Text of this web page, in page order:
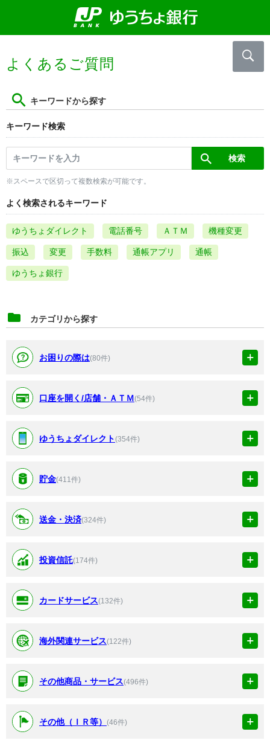
よくあるご質問
キーワードから探す
キーワード検索
※スペースで区切って複数検索が可能です。
よく検索されるキーワード
ゆうちょダイレクト 電話番号 ＡＴＭ 機種変更
振込 変更 手数料 通帳アプリ 通帳
ゆうちょ銀行
カテゴリから探す
お困りの際は(80件)
口座を開く/店舗・ＡＴＭ(54件)
ゆうちょダイレクト(354件)
貯金(411件)
送金・決済(324件)
投資信託(174件)
カードサービス(132件)
海外関連サービス(122件)
その他商品・サービス(496件)
その他（ＩＲ等） (46件)